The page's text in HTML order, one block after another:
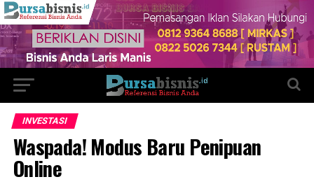
INVESTASI
Waspada! Modus Baru Penipuan
Online